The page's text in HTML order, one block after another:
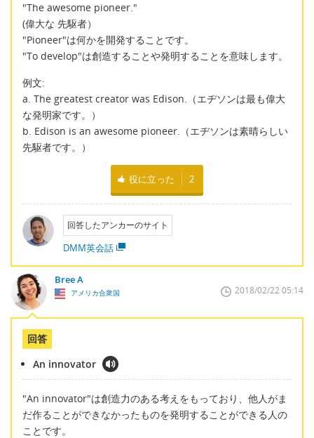
"The awesome pioneer."
(偉大な 先駆者）
"Pioneer"は何かを開発することです。
"To develop"は創造することや発明することを意味します。
例文:
a. The greatest creator was Edison.（エヂソンは最も偉大
な発明家です。）
b. Edison is an awesome pioneer.（エヂソンは素晴らしい
先駆者です。）
役に立った 2
回答したアンカーのサイト
DMM英会話
Bree A
アメリカ合衆国 2018/02/22 05:14
回答
An innovator
"An innovator"は創造力のある考えをもっており、他人がま
だ作ることができなかったものを発明することができる人の
ことです。